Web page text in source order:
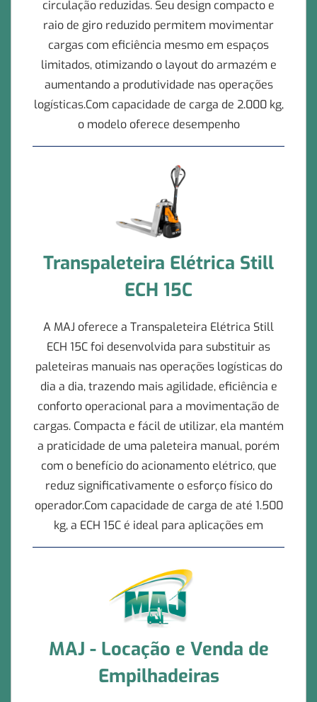
circulação reduzidas. Seu design compacto e
raio de giro reduzido permitem movimentar
cargas com eficiência mesmo em espaços
limitados, otimizando o layout do armazém e
aumentando a produtividade nas operações
logísticas.Com capacidade de carga de 2.000 kg,
o modelo oferece desempenho
Transpaleteira Elétrica Still
ECH 15C
A MAJ oferece a Transpaleteira Elétrica Still
ECH 15C foi desenvolvida para substituir as
paleteiras manuais nas operações logísticas do
dia a dia, trazendo mais agilidade, eficiência e
conforto operacional para a movimentação de
cargas. Compacta e fácil de utilizar, ela mantém
a praticidade de uma paleteira manual, porém
com o benefício do acionamento elétrico, que
reduz significativamente o esforço físico do
operador.Com capacidade de carga de até 1.500
kg, a ECH 15C é ideal para aplicações em
MAJ - Locação e Venda de
Empilhadeiras